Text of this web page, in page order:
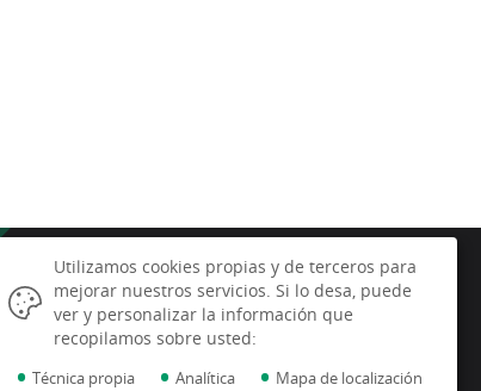
Latitud Sur S.C.
Plaza de la Constitución, nº 9 - 1ª
04750, Dalías (Almería)
Utilizamos cookies propias y de terceros para
mejorar nuestros servicios. Si lo desa, puede
ver y personalizar la información que
recopilamos sobre usted:
• Técnica propia • Analítica • Mapa de localización